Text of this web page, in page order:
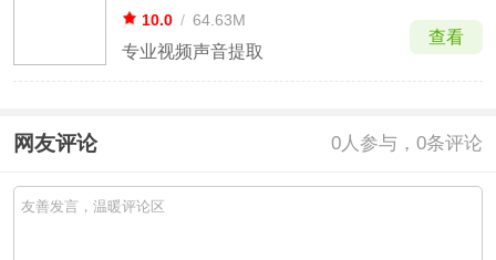
10.0 / 64.63M
专业视频声音提取
查看
网友评论 0人参与，0条评论